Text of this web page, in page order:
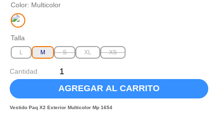
Color: Multicolor
Talla
L M S XL XS
Cantidad
AGREGAR AL CARRITO
Vestido Paq X2 Exterior Multicolor Mp 1654